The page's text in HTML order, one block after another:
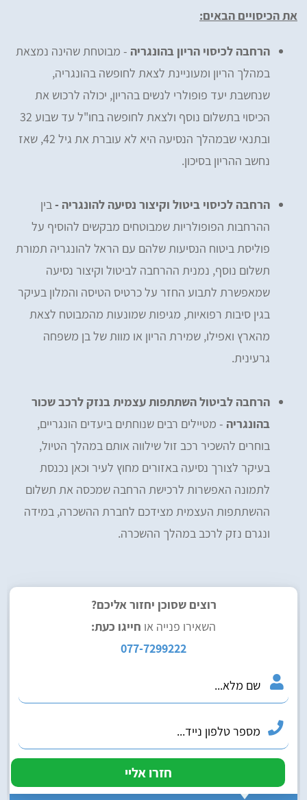
את הכיסויים הבאים:
הרחבה לכיסוי הריון בהונגריה - מבוטחת שהינה נמצאת
במהלך הריון ומעוניינת לצאת לחופשה בהונגריה,
שנחשבת יעד פופולרי לנשים בהריון, יכולה לרכוש את
הכיסוי בתשלום נוסף ולצאת לחופשה בחו"ל עד שבוע 32
ובתנאי שבמהלך הנסיעה היא לא עוברת את גיל 42, שאז
נחשב ההריון בסיכון.
הרחבה לכיסוי ביטול וקיצור נסיעה להונגריה -בין
ההרחבות הפופולריות שמבוטחים מבקשים להוסיף על
פוליסת ביטוח הנסיעות שלהם עם הראל להונגריה תמורת
תשלום נוסף, נמנית ההרחבה לביטול וקיצור נסיעה
שמאפשרת לתבוע החזר על כרטיס הטיסה והמלון בעיקר
בגין סיבות רפואיות, מגיפות שמונעות מהמבוטח לצאת
מהארץ ואפילו, שמירת הריון או מוות של בן משפחה
גרעינית.
הרחבה לביטול השתתפות עצמית בנזק לרכב שכור
בהונגריה - מטיילים רבים שנוחתים ביעדים הונגריים,
בוחרים להשכיר רכב זול שילווה אותם במהלך הטיול,
בעיקר לצורך נסיעה באזורים מחוץ לעיר וכאן נכנסת
לתמונה האפשרות לרכישת הרחבה שמכסה את תשלום
ההשתתפות העצמית מצידכם לחברת ההשכרה, במידה
ונגרם נזק לרכב במהלך ההשכרה.
רוצים שסוכן יחזור אליכם?
השאירו פנייה או חייגו כעת:
077-7299222